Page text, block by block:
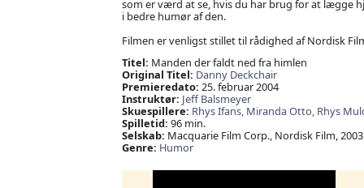
som er værd at se, hvis du har brug for at lægge
i bedre humør af den.
Filmen er venligst stillet til rådighed af Nordisk
Titel: Manden der faldt ned fra himlen
Original Titel: Danny Deckchair
Premieredato: 25. februar 2004
Instruktør: Jeff Balsmeyer
Skuespillere: Rhys Ifans, Miranda Otto, Rhys
Spilletid: 96 min.
Selskab: Macquarie Film Corp., Nordisk Film, 2003
Genre: Humor